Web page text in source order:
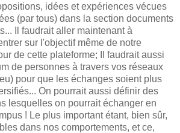
idées et expériences vécues
(par tous) dans la section documents
Il faudrait aller maintenant à
sur l'objectif même de notre
de cette plateforme; Il faudrait aussi
de personnes à travers vos réseaux
pour que les échanges soient plus
On pourrait aussi définir des
lesquelles on pourrait échanger en
! Le plus important étant, bien sûr,
dans nos comportements, et ce,